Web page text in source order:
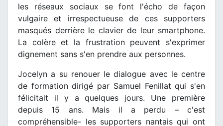
les réseaux sociaux se font l'écho de façon
vulgaire et irrespectueuse de ces supporters
masqués derrière le clavier de leur smartphone.
La colère et la frustration peuvent s'exprimer
dignement sans s'en prendre aux personnes.
Jocelyn a su renouer le dialogue avec le centre
de formation dirigé par Samuel Fenillat qui s'en
félicitait il y a quelques jours. Une première
depuis 15 ans. Mais il a perdu – c'est
compréhensible- les supporters nantais qui ont